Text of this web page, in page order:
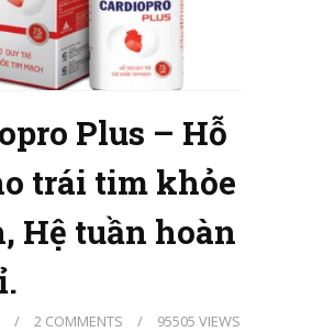
Plus – Hỗ
trái tim khỏe
Hệ tuần hoàn
/ 2 COMMENTS /
95505 VIEWS